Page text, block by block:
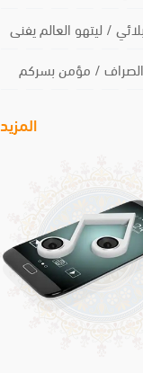
/ ليتهو العالم يفنى
/ مؤمن بسركم
المزيد